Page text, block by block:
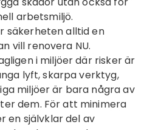
arbetsmiljö.
säkerheten alltid en
vill renovera NU.
i miljöer där risker är
lyft, skarpa verktyg,
miljöer är bara några av
dem. För att minimera
en självklar del av